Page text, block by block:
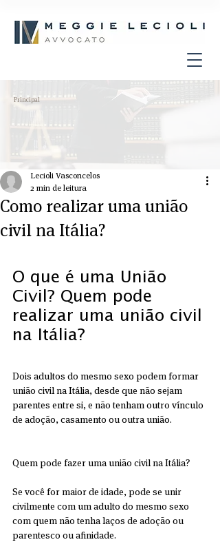
Principal
Como realizar uma união
civil na Itália?
Lecioli Vasconcelos
2 min de leitura
O que é uma União
Civil? Quem pode
realizar uma união civil
na Itália?
Dois adultos do mesmo sexo podem formar
união civil na Itália, desde que não sejam
parentes entre si, e não tenham outro vínculo
de adoção, casamento ou outra união.
Quem pode fazer uma união civil na Itália?
Se você for maior de idade, pode se unir
civilmente com um adulto do mesmo sexo
com quem não tenha laços de adoção ou
parentesco ou afinidade.